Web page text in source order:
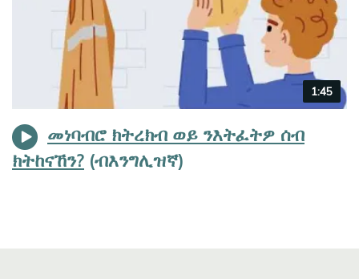
Video
duration
1:45
መነባብሮ ክትረክብ ወይ ንእትፈትዎ ሰብ
ክትከናኸን?